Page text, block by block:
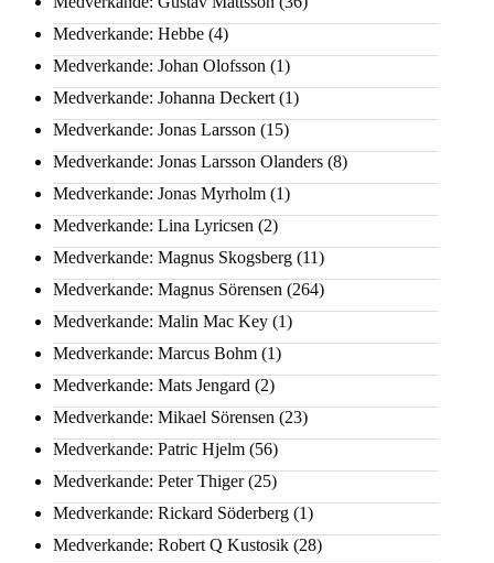
Medverkande: Hebbe (4)
Medverkande: Johan Olofsson (1)
Medverkande: Johanna Deckert (1)
Medverkande: Jonas Larsson (15)
Medverkande: Jonas Larsson Olanders (8)
Medverkande: Jonas Myrholm (1)
Medverkande: Lina Lyricsen (2)
Medverkande: Magnus Skogsberg (11)
Medverkande: Magnus Sörensen (264)
Medverkande: Malin Mac Key (1)
Medverkande: Marcus Bohm (1)
Medverkande: Mats Jengard (2)
Medverkande: Mikael Sörensen (23)
Medverkande: Patric Hjelm (56)
Medverkande: Peter Thiger(25)
Medverkande: Rickard Söderberg (1)
Medverkande: Robert Q Kustosik (28)